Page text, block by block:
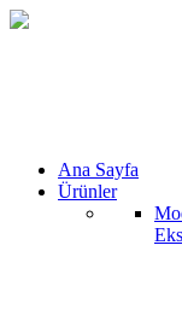
Ana Sayfa
Ürünler